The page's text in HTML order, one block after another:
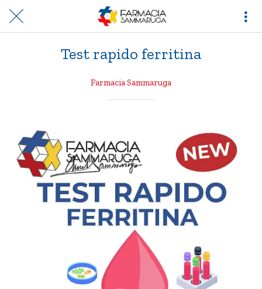
Test rapido ferritina
Farmacia Sammaruga